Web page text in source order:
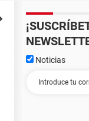
Noticias